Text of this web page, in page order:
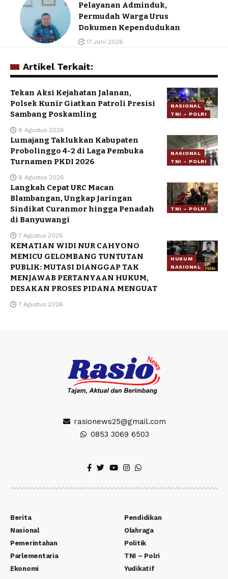
Pelayanan Adminduk,
Permudah Warga Urus
Dokumen Kependudukan
17 Juni 2026
Artikel Terkait:
NASIONAL
TNI – POLRI
Tekan Aksi Kejahatan Jalanan,
Polsek Kunir Giatkan Patroli Presisi
Sambang Poskamling
8 Agustus 2026
NASIONAL
TNI – POLRI
Lumajang Taklukkan Kabupaten
Probolinggo 4-2 di Laga Pembuka
Turnamen PKDI 2026
8 Agustus 2026
TNI – POLRI
Langkah Cepat URC Macan
Blambangan, Ungkap Jaringan
Sindikat Curanmor hingga Penadah
di Banyuwangi
7 Agustus 2026
HUKUM
NASIONAL
KEMATIAN WIDI NUR CAHYONO
MEMICU GELOMBANG TUNTUTAN
PUBLIK: MUTASI DIANGGAP TAK
MENJAWAB PERTANYAAN HUKUM,
DESAKAN PROSES PIDANA MENGUAT
7 Agustus 2026
rasionews25@gmail.com
0853 3069 6503
Berita
Nasional
Pemerintahan
Parlementaria
Ekonomi
Pendidikan
Olahraga
Politik
TNI – Polri
Yudikatif